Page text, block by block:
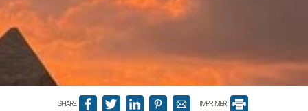
SHARE IMPRIMER